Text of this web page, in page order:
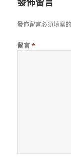
發佈留言必須填寫
留言 *